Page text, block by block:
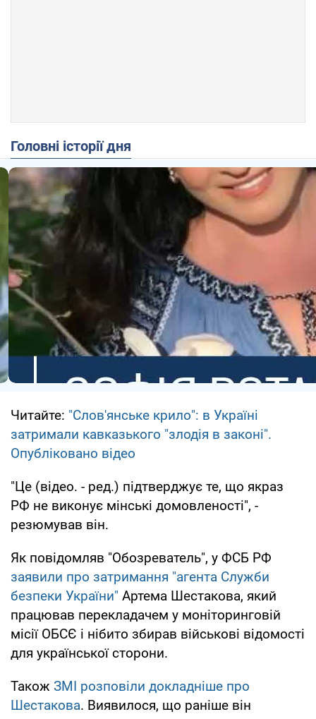
Головні історії дня
Читайте: "Слов'янське крило": в Україні
затримали кавказького "злодія в законі".
Опубліковано відео
"Це (відео. - ред.) підтверджує те, що якраз
РФ не виконує мінські домовленості", -
резюмував він.
Як повідомляв "Обозреватель", у ФСБ РФ
заявили про затримання "агента Служби
безпеки України" Артема Шестакова, який
працював перекладачем у моніторинговій
місії ОБСЄ і нібито збирав військові відомості
для української сторони.
Також ЗМІ розповіли докладніше про
Шестакова. Виявилося, що раніше він